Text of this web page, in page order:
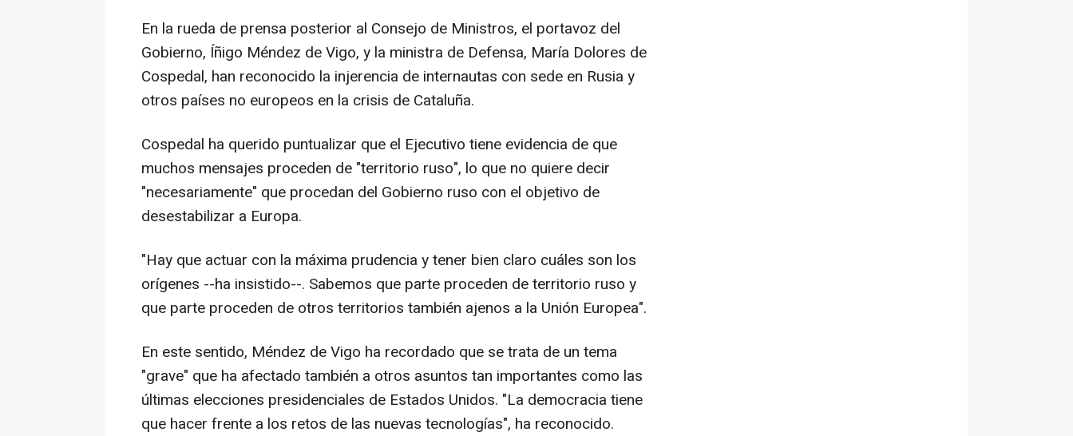
En la rueda de prensa posterior al Consejo de Ministros, el portavoz del
Gobierno, Íñigo Méndez de Vigo, y la ministra de Defensa, María Dolores de
Cospedal, han reconocido la injerencia de internautas con sede en Rusia y
otros países no europeos en la crisis de Cataluña.
Cospedal ha querido puntualizar que el Ejecutivo tiene evidencia de que
muchos mensajes proceden de "territorio ruso", lo que no quiere decir
"necesariamente" que procedan del Gobierno ruso con el objetivo de
desestabilizar a Europa.
"Hay que actuar con la máxima prudencia y tener bien claro cuáles son los
orígenes --ha insistido--. Sabemos que parte proceden de territorio ruso y
que parte proceden de otros territorios también ajenos a la Unión Europea".
En este sentido, Méndez de Vigo ha recordado que se trata de un tema
"grave" que ha afectado también a otros asuntos tan importantes como las
últimas elecciones presidenciales de Estados Unidos. "La democracia tiene
que hacer frente a los retos de las nuevas tecnologías", ha reconocido.